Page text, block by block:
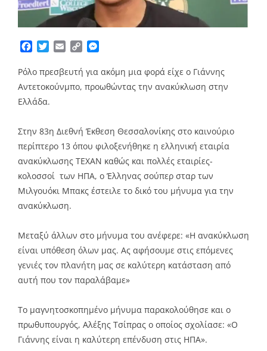
Facebook
TwitterEmailCopy
Ρόλο πρεσβευτή για ακόμη μια φορά είχε ο Γιάννης
Αντετοκούνμπο, προωθώντας την ανακύκλωση στην
Ελλάδα.
Στην 83η Διεθνή Έκθεση Θεσσαλονίκης στο καινούριο
περίπτερο 13 όπου φιλοξενήθηκε η ελληνική εταιρία
ανακύκλωσης ΤΕΧΑΝ καθώς και πολλές εταιρίες-
κολοσσοί των ΗΠΑ, ο Έλληνας σούπερ σταρ των
Μιλγουόκι Μπακς έστειλε το δικό του μήνυμα για την
ανακύκλωση.
Μεταξύ άλλων στο μήνυμα του ανέφερε: «Η ανακύκλωση
είναι υπόθεση όλων μας. Ας αφήσουμε στις επόμενες
γενιές τον πλανήτη μας σε καλύτερη κατάσταση από
αυτή που τον παραλάβαμε»
Το μαγνητοσκοπημένο μήνυμα παρακολούθησε και ο
πρωθυπουργός, Αλέξης Τσίπρας ο οποίος σχολίασε: «Ο
Γιάννης είναι η καλύτερη επένδυση στις ΗΠΑ».